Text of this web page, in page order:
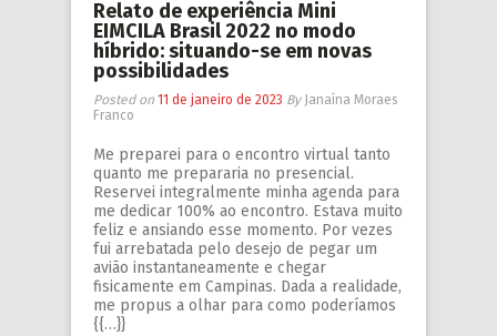
Relato de experiência Mini
EIMCILA Brasil 2022 no modo
híbrido: situando-se em novas
possibilidades
Posted on 11 de janeiro de 2023 By Janaína Moraes
Franco
Me preparei para o encontro virtual tanto
quanto me prepararia no presencial.
Reservei integralmente minha agenda para
me dedicar 100% ao encontro. Estava muito
feliz e ansiando esse momento. Por vezes
fui arrebatada pelo desejo de pegar um
avião instantaneamente e chegar
fisicamente em Campinas. Dada a realidade,
me propus a olhar para como poderíamos
{{…}}